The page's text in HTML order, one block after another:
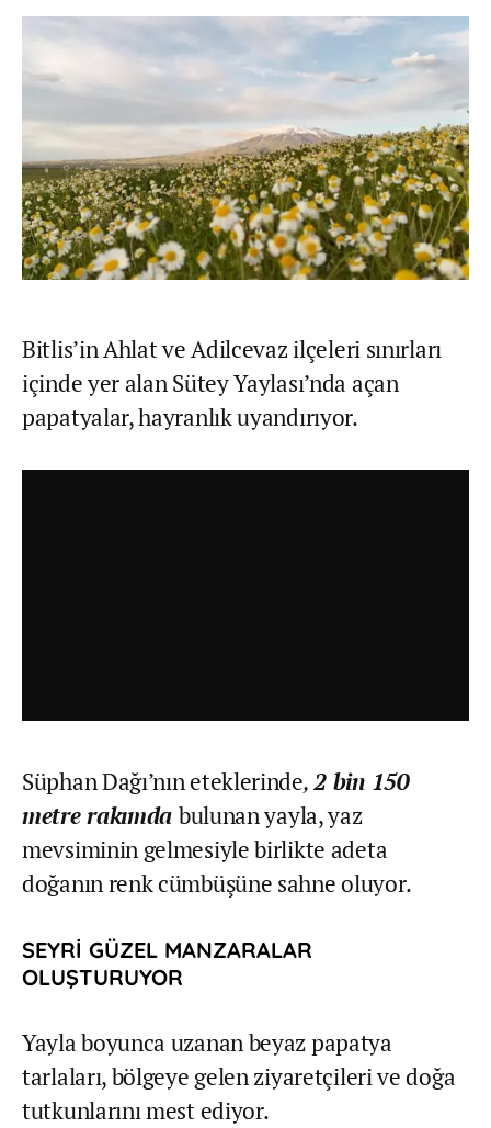
Bitlis’in Ahlat ve Adilcevaz ilçeleri sınırları
içinde yer alan Sütey Yaylası’nda açan
papatyalar, hayranlık uyandırıyor.
Süphan Dağı’nın eteklerinde,2 bin 150
metre rakımda bulunan yayla, yaz
mevsiminin gelmesiyle birlikte adeta
doğanın renk cümbüşüne sahne oluyor.
SEYRİ GÜZEL MANZARALAR
OLUŞTURUYOR
Yayla boyunca uzanan beyaz papatya
tarlaları, bölgeye gelen ziyaretçileri ve doğa
tutkunlarını mest ediyor.